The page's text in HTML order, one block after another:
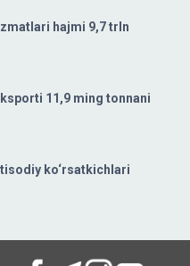
hajmi 9,7 trln
11,9 ming tonnani
ko‘rsatkichlari